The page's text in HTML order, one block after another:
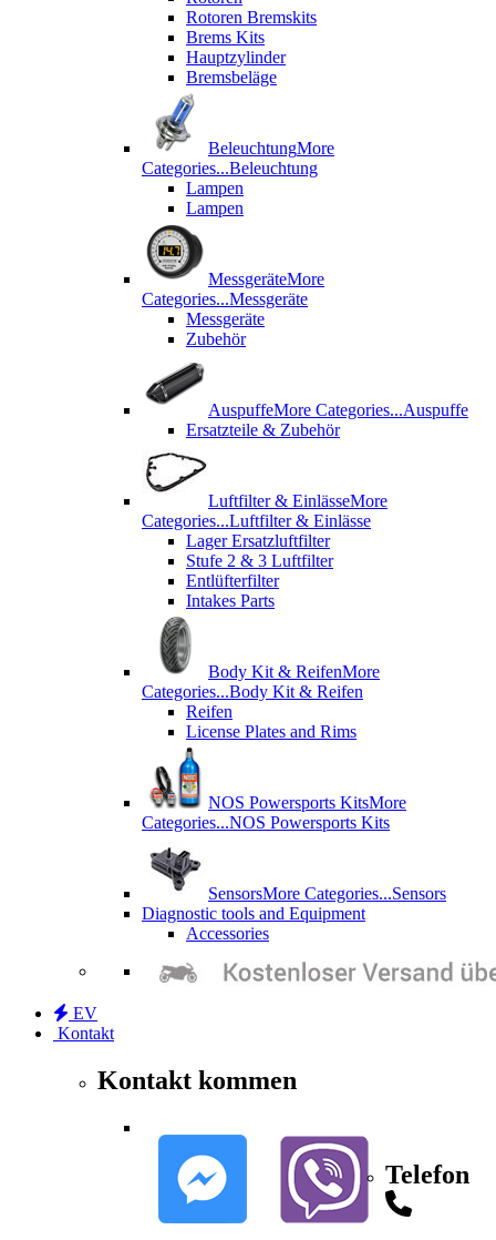
Rotoren Bremskits
Brems Kits
Hauptzylinder
Bremsbeläge
BeleuchtungMore
Categories...Beleuchtung
Lampen
Lampen
MessgeräteMore
Categories...Messgeräte
Messgeräte
Zubehör
AuspuffeMore Categories...Auspuffe
Ersatzteile & Zubehör
Luftfilter & EinlässeMore
Categories...Luftfilter & Einlässe
Lager Ersatzluftfilter
Stufe 2 & 3 Luftfilter
Entlüfterfilter
Intakes Parts
Body Kit & ReifenMore
Categories...Body Kit & Reifen
Reifen
License Plates and Rims
NOS Powersports KitsMore
Categories...NOS Powersports Kits
SensorsMore Categories...Sensors
Diagnostic tools and Equipment
Accessories
EV
Kontakt
Kontakt kommen
Telefon